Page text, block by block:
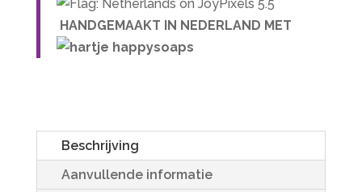
HANDGEMAAKT IN NEDERLAND MET
Beschrijving
Aanvullende informatie